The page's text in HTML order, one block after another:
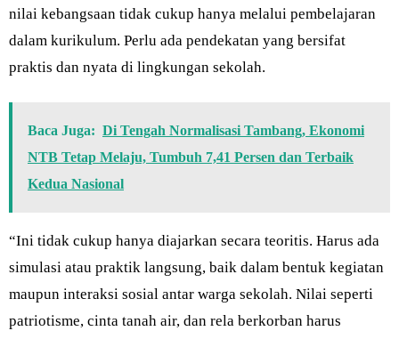
nilai kebangsaan tidak cukup hanya melalui pembelajaran
dalam kurikulum. Perlu ada pendekatan yang bersifat
praktis dan nyata di lingkungan sekolah.
Baca Juga: Di Tengah Normalisasi Tambang, Ekonomi
NTB Tetap Melaju, Tumbuh 7,41 Persen dan Terbaik
Kedua Nasional
“Ini tidak cukup hanya diajarkan secara teoritis. Harus ada
simulasi atau praktik langsung, baik dalam bentuk kegiatan
maupun interaksi sosial antar warga sekolah. Nilai seperti
patriotisme, cinta tanah air, dan rela berkorban harus